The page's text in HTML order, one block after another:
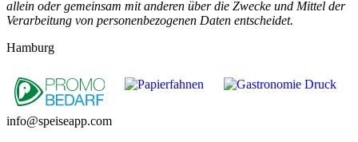
allein oder gemeinsam mit anderen über die Zwecke und Mittel der
Verarbeitung von personenbezogenen Daten entscheidet.
Hamburg
info@speiseapp.com